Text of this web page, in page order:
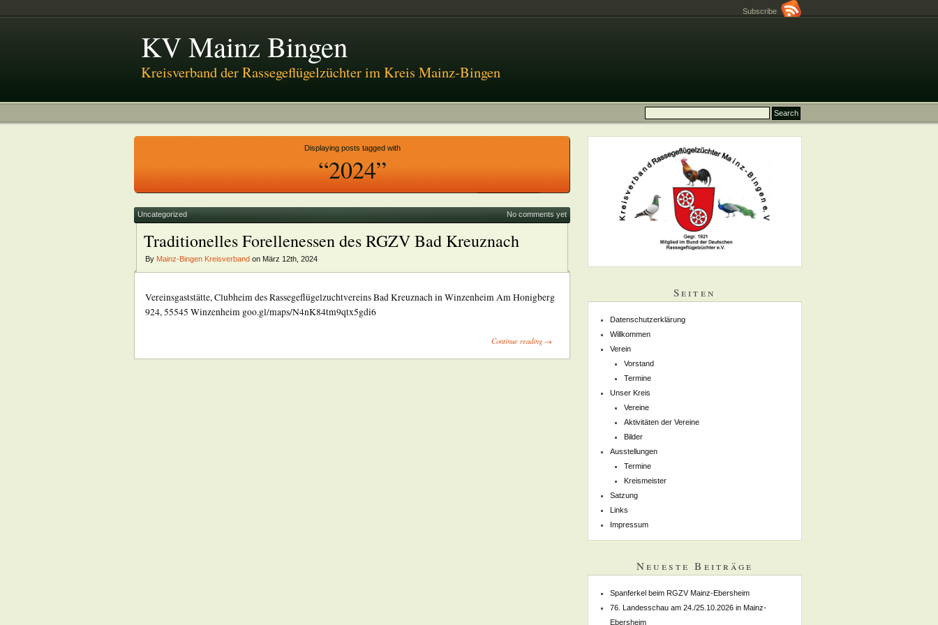
Subscribe
KV Mainz Bingen
Kreisverband der Rassegeflügelzüchter im Kreis Mainz-Bingen
Displaying posts tagged with
“2024”
Uncategorized No comments yet
Traditionelles Forellenessen des RGZV Bad Kreuznach
By Mainz-Bingen Kreisverband on März 12th, 2024
Vereinsgaststätte, Clubheim des Rassegeflügelzuchtvereins Bad Kreuznach in Winzenheim Am Honigberg
924, 55545 Winzenheim goo.gl/maps/N4nK84tm9qtx5gdi6
Continue reading →
Seiten
Datenschutzerklärung
Willkommen
Verein
Vorstand
Termine
Unser Kreis
Vereine
Aktivitäten der Vereine
Bilder
Ausstellungen
Termine
Kreismeister
Satzung
Links
Impressum
Neueste Beiträge
Spanferkel beim RGZV Mainz-Ebersheim
76. Landesschau am 24./25.10.2026 in Mainz-
Ebersheim